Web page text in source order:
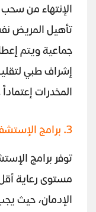
الإنتهاء من
تأهيل المريض
جماعية ويتم
إشراف طبي
المخدرات
3. برامج الإستشفاء الجزئي
توفر برامج
مستوى رعاية
الإدمان، حيث